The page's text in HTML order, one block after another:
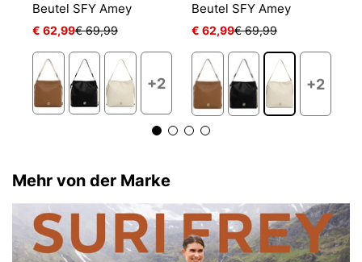
Beutel SFY Amey
€ 62,99€ 69,99
+2
Beutel SFY Amey
€ 62,99€ 69,99
+2
Mehr von der Marke